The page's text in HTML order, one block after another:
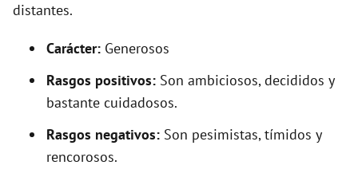
distantes.
Carácter: Generosos
Rasgos positivos: Son ambiciosos, decididos y
bastante cuidadosos.
Rasgos negativos: Son pesimistas, tímidos y
rencorosos.